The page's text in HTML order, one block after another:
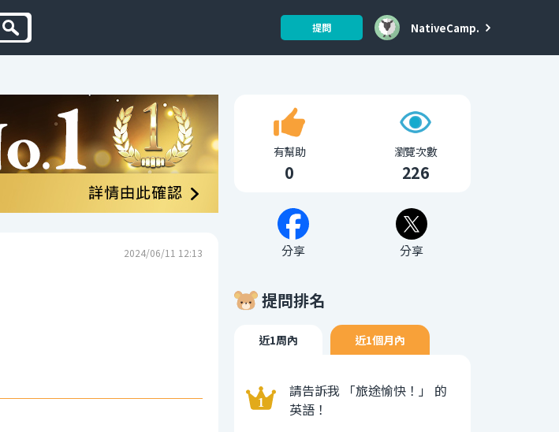
提問 NativeCamp.
2024/06/11 12:13
有幫助
0
瀏覽次數
226
分享 分享
提問排名
近1周內 近1個月內
請告訴我 「旅途愉快！」 的
英語！